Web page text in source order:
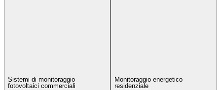
Sistemi di monitoraggio
fotovoltaici commerciali
Monitoraggio energetico
residenziale